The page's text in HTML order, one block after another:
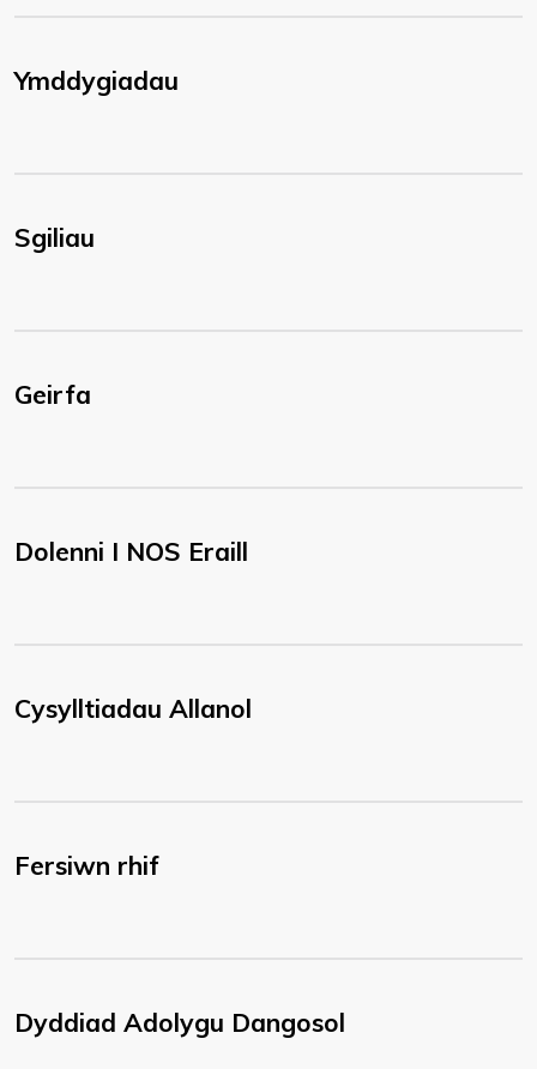
Ymddygiadau
Sgiliau
Geirfa
Dolenni I NOS Eraill
Cysylltiadau Allanol
Fersiwn rhif
Dyddiad Adolygu Dangosol